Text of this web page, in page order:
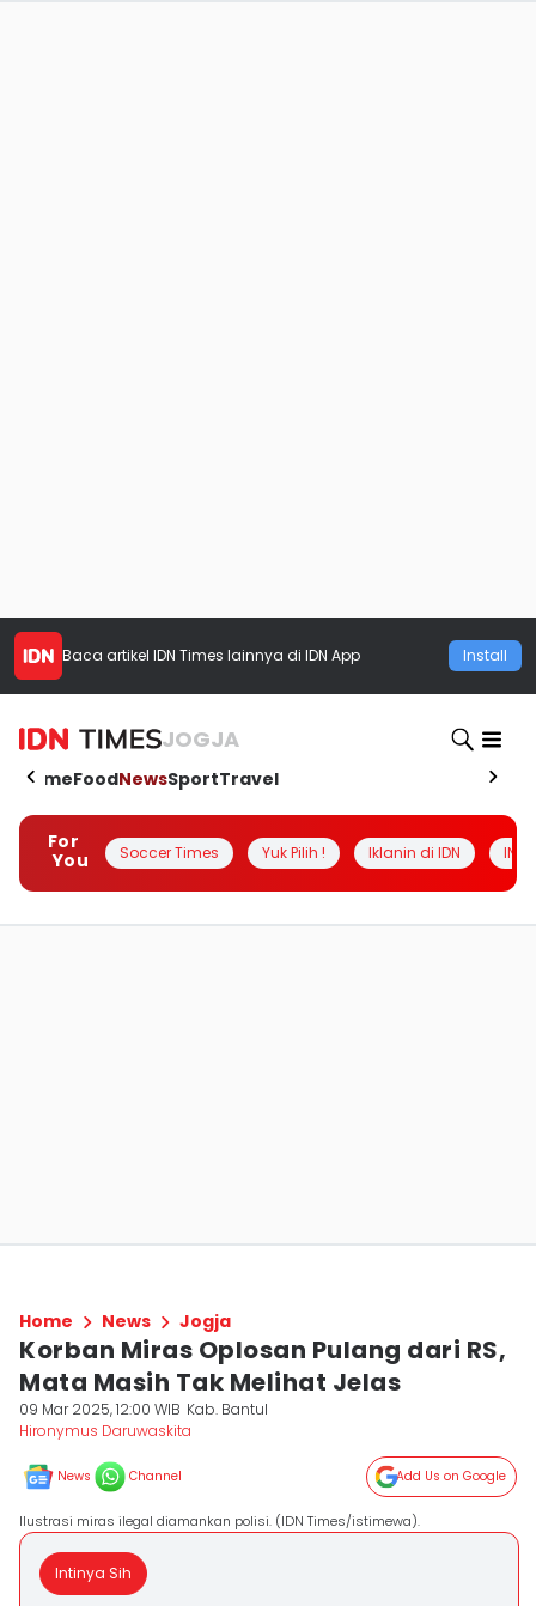
Baca artikel IDN Times lainnya di IDN App Install
JOGJA
HomeFoodNewsSportTravel
For
You
Soccer Times Yuk Pilih ! Iklanin di IDN
Home News Jogja
Korban Miras Oplosan Pulang dari RS,
Mata Masih Tak Melihat Jelas
09 Mar 2025, 12:00 WIB Kab. Bantul
Hironymus Daruwaskita
News Channel Add Us on Google
Ilustrasi miras ilegal diamankan polisi. (IDN Times/istimewa).
Intinya Sih